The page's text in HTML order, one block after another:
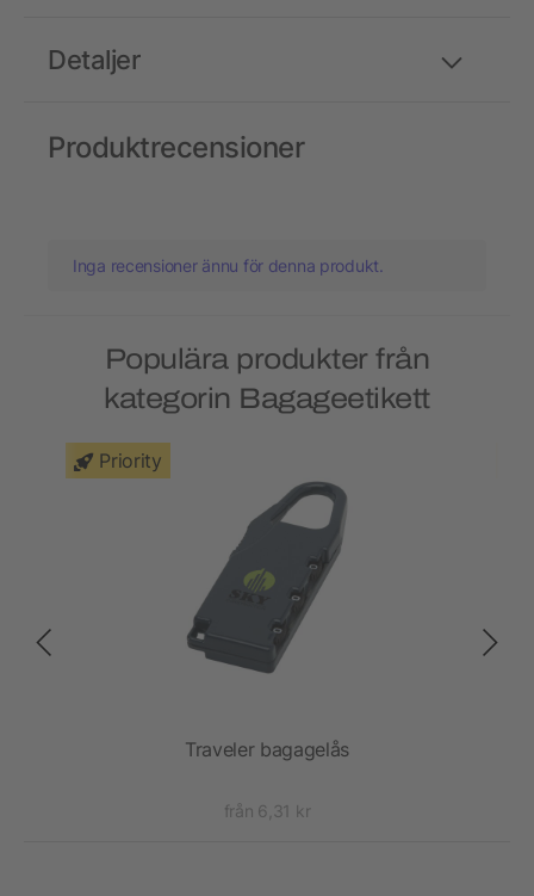
Detaljer
Produktrecensioner
Inga recensioner ännu för denna produkt.
Populära produkter från
kategorin Bagageetikett
Priority
Traveler bagagelås
från 6,31 kr